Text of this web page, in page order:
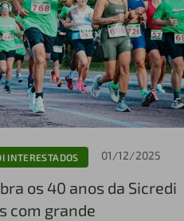
INTERESTADOS 01/12/2025
os 40 anos da Sicredi
com grande